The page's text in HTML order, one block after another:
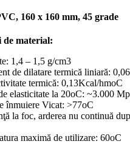
160 x 160 mm, 45 grade
de material:
1,4 – 1,5 g/cm3
de dilatare termică liniară:
termică: 0,13Kcal/hmoC
elasticitate la 20oC: ~3.000
înmuiere Vicat: >77oC
la foc, arderea nu continuă
maximă de utilizare: 60oC